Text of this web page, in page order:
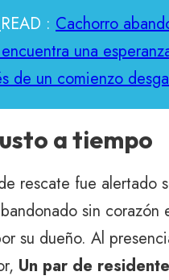
: Cachorro
una
de un comienzo
a tiempo
rescate fue alertado
sin corazón
su dueño. Al
Un par de